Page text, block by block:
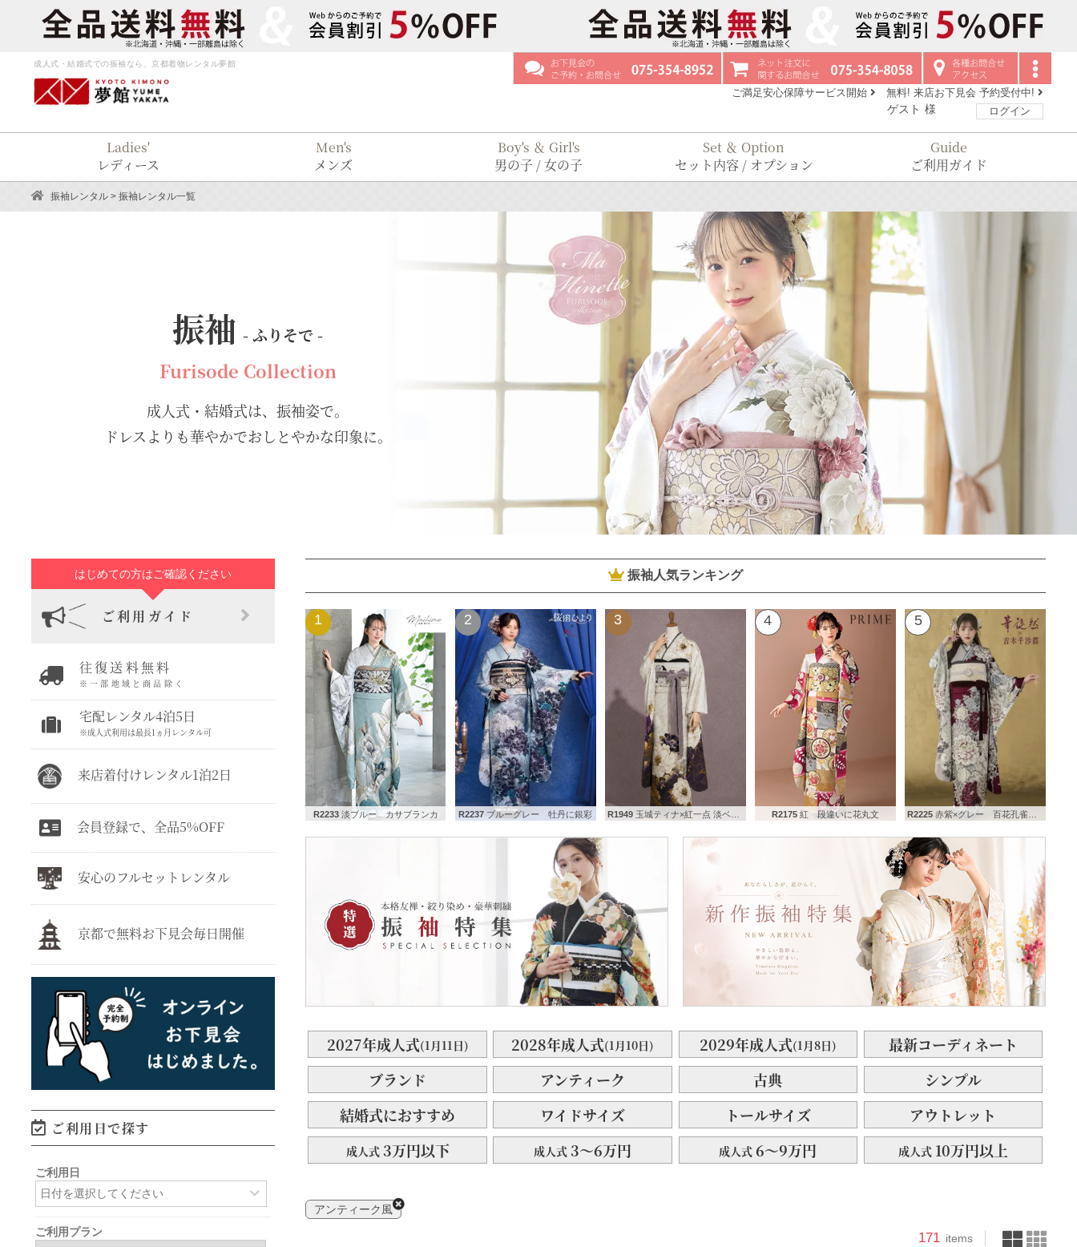
成人式・結婚式での振袖なら、京都着物レンタル夢館
ご満足安心保障サービス開始 無料! 来店お下見会 予約受付中!
ゲスト 様 ログイン
Ladies'
レディース
Men's
メンズ
Boy's ＆ Girl's
男の子 / 女の子
Set ＆ Option
セット内容 / オプション
Guide
ご利用ガイド
振袖レンタル > 振袖レンタル一覧
振袖 - ふりそで -
Furisode Collection
成人式・結婚式は、振袖姿で。
ドレスよりも華やかでおしとやかな印象に。
はじめての方はご確認ください
ご利用ガイド
往復送料無料
※一部地域と商品除く
宅配レンタル4泊5日
※成人式利用は最長1ヵ月レンタル可
来店着付けレンタル1泊2日
会員登録で、全品5%OFF
安心のフルセットレンタル
京都で無料お下見会毎日開催
ご利用日で探す
ご利用日
ご利用プラン
振袖人気ランキング
1
R2233 淡ブルー カサブランカ
2
R2237 ブルーグレー 牡丹に銀彩
3
R1949 玉城ティナ×紅一点 淡ベージュ 大輪牡丹
4
R2175 紅 段違いに花丸文
5
R2225 赤紫×グレー 百花孔雀の羽
2027年成人式(1月11日) 2028年成人式(1月10日) 2029年成人式(1月8日)
最新コーディネート
ブランド
アンティーク 古典
シンプル
結婚式におすすめ
ワイドサイズ トールサイズ アウトレット
成人式 3万円以下 成人式 3～6万円 成人式6～9万円 成人式 10万円以上
アンティーク風
171 items